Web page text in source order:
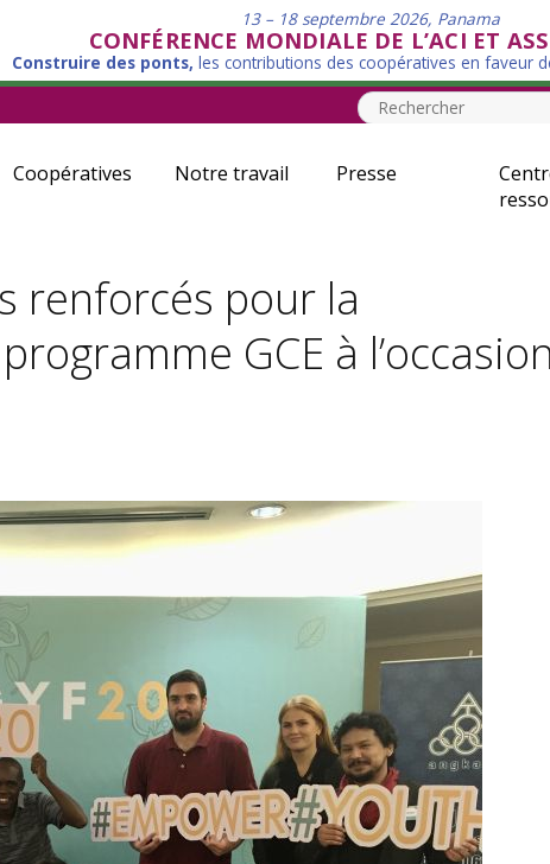
13 – 18 septembre 2026, Panama
CONFÉRENCE MONDIALE DE L’ACI ET
Construire des ponts, les contributions des coopératives en faveur
Coopératives Notre travail Presse
renforcés pour la
GCE à l’occasion